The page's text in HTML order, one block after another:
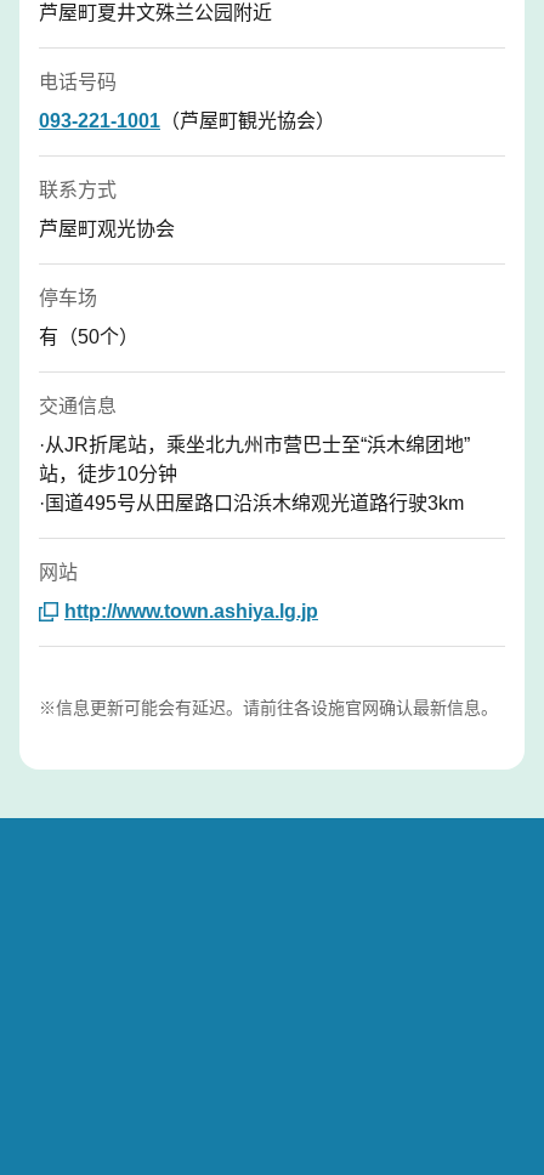
芦屋町夏井文殊兰公园附近
电话号码
093-221-1001 （芦屋町観光協会）
联系方式
芦屋町观光协会
停车场
有（50个）
交通信息
·从JR折尾站，乘坐北九州市营巴士至“浜木绵团地”
站，徒步10分钟
·国道495号从田屋路口沿浜木绵观光道路行驶3km
网站
http://www.town.ashiya.lg.jp
※信息更新可能会有延迟。请前往各设施官网确认最新信息。